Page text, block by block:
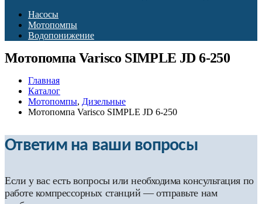
Насосы
Мотопомпы
Водопонижение
Мотопомпа Varisco SIMPLE JD 6-250
Главная
Каталог
Мотопомпы, Дизельные
Мотопомпа Varisco SIMPLE JD 6-250
Ответим на ваши вопросы
Если у вас есть вопросы или необходима консультация по
работе компрессорных станций — отправьте нам